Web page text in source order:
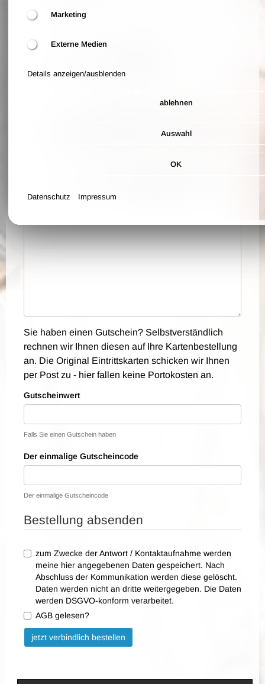
Anzahl der Tickets, die Sie bestellen möchten
Sie haben einen Gutschein? Selbstverständlich
rechnen wir Ihnen diesen auf Ihre Kartenbestellung
an. Die Original Eintrittskarten schicken wir Ihnen
per Post zu - hier fallen keine Portokosten an.
Gutscheinwert
Falls Sie einen Gutschein haben
Der einmalige Gutscheincode
Der einmalige Gutscheincode
Bestellung absenden
zum Zwecke der Antwort / Kontaktaufnahme werden
meine hier angegebenen Daten gespeichert. Nach
Abschluss der Kommunikation werden diese gelöscht.
Daten werden nicht an dritte weitergegeben. Die Daten
werden DSGVO-konform verarbeitet.
AGB gelesen?
Bitte nicht ausfüllen.
jetzt verbindlich bestellen
Marketing
Externe Medien
Details anzeigen/ausblenden
ablehnen
Auswahl
OK
Datenschutz Impressum